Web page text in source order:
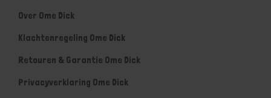
Over Ome Dick
Klachtenregeling Ome Dick
Retouren & Garantie Ome Dick
Privacyverklaring Ome Dick